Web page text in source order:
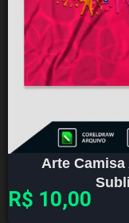
Arte Camisa
R$ 10,00